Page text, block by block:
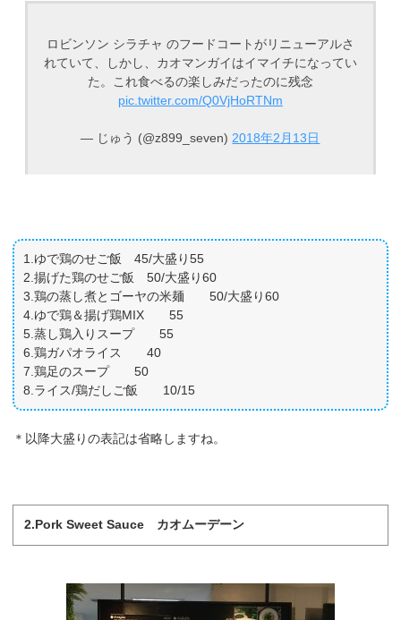
ロビンソン シラチャ のフードコートがリニューアルさ
れていて、しかし、カオマンガイはイマイチになってい
た。これ食べるの楽しみだったのに残念
pic.twitter.com/Q0VjHoRTNm
— じゅう (@z899_seven)2018年2月13日
1.ゆで鶏のせご飯 45/大盛り55
2.揚げた鶏のせご飯 50/大盛り60
3.鶏の蒸し煮とゴーヤの米麺 50/大盛り60
4.ゆで鶏＆揚げ鶏MIX 55
5.蒸し鶏入りスープ 55
6.鶏ガパオライス 40
7.鶏足のスープ 50
8.ライス/鶏だしご飯 10/15
＊以降大盛りの表記は省略しますね。
2.Pork Sweet Sauce カオムーデーン